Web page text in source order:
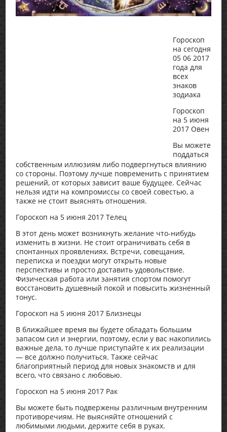
Гороскоп
на сегодня
05 06 2017
года для
всех
знаков
зодиака
Гороскоп
на 5 июня
2017 Овен
Вы можете
поддаться
собственным иллюзиям либо подвергнуться влиянию
со стороны. Поэтому лучше повременить с принятием
решений, от которых зависит ваше будущее. Сейчас
нельзя идти на компромиссы со своей совестью, а
также не стоит выяснять отношения.
Гороскоп на 5 июня 2017 Телец
В этот день может возникнуть желание что-нибудь
изменить в жизни. Не стоит ограничивать себя в
спонтанных проявлениях. Встречи, совещания,
переписка и поездки могут открыть новые
перспективы и просто доставить удовольствие.
Физическая работа или занятия спортом помогут
восстановить душевный покой и повысить жизненный
тонус.
Гороскоп на 5 июня 2017 Близнецы
В ближайшее время вы будете обладать большим
запасом сил и энергии, поэтому, если у вас накопились
важные дела, то лучше приступайте к их реализации
— все должно получиться. Также сейчас
благоприятный период для новых знакомств и для
всего, что связано с любовью.
Гороскоп на 5 июня 2017 Рак
Вы можете быть подвержены различным внутренним
противоречиям. Не выясняйте отношений с
любимыми людьми, держите себя в руках.